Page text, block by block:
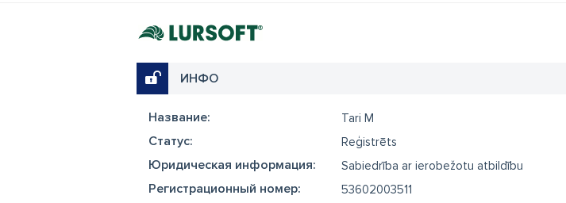
ИНФО
Название: Tari M
Cтатус: Reģistrēts
Юридическая информация: Sabiedrība ar ierobežotu atbildību
Регистрационный номер: 53602003511